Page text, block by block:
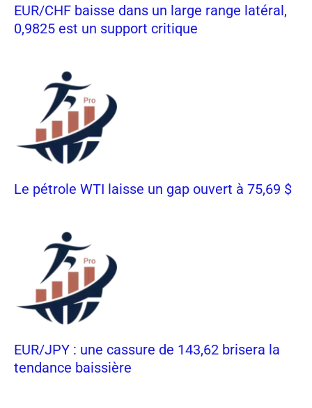
EUR/CHF baisse dans un large range latéral,
0,9825 est un support critique
Le pétrole WTI laisse un gap ouvert à 75,69 $
EUR/JPY : une cassure de 143,62 brisera la
tendance baissière